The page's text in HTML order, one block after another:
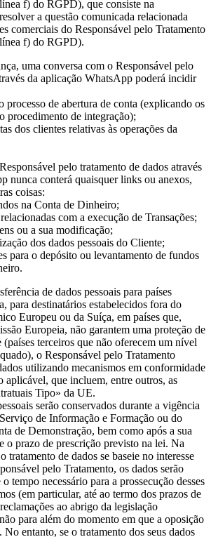
f) do RGPD), que consiste na
a questão comunicada relacionada
comerciais do Responsável pelo Tratamento
f) do RGPD).
uma conversa com o Responsável pelo
da aplicação WhatsApp poderá incidir
processo de abertura de conta (explicando os
procedimento de integração);
dos clientes relativas às operações da
pelo tratamento de dados através
nunca conterá quaisquer links ou anexos,
coisas:
na Conta de Dinheiro;
com a execução de Transações;
ou a sua modificação;
dos dados pessoais do Cliente;
para o depósito ou levantamento de fundos
de dados pessoais para países
para destinatários estabelecidos fora do
Europeu ou da Suíça, em países que,
Europeia, não garantem uma proteção de
(países terceiros que não oferecem um nível
o Responsável pelo Tratamento
utilizando mecanismos em conformidade
aplicável, que incluem, entre outros, as
Tipo» da UE.
serão conservados durante a vigência
de Informação e Formação ou do
de Demonstração, bem como após a sua
o prazo de prescrição previsto na lei. Na
tratamento de dados se baseie no interesse
pelo Tratamento, os dados serão
tempo necessário para a prossecução desses
(em particular, até ao termo dos prazos de
ao abrigo da legislação
para além do momento em que a oposição
entanto, se o tratamento dos seus dados